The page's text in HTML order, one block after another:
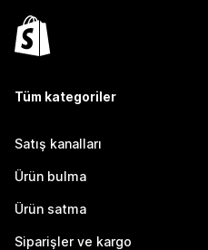
Tüm kategoriler
Satış kanalları
Ürün bulma
Ürün satma
Siparişler ve kargo